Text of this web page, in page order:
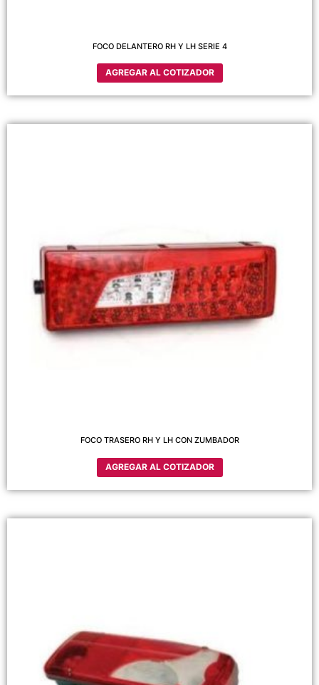
FOCO DELANTERO RH Y LH SERIE 4
AGREGAR AL COTIZADOR
FOCO TRASERO RH Y LH CON ZUMBADOR
AGREGAR AL COTIZADOR